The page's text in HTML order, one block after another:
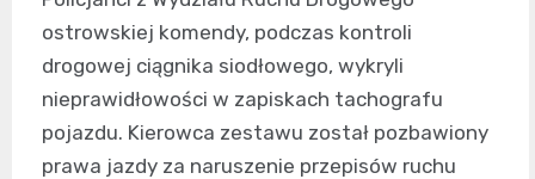
ostrowskiej komendy, podczas kontroli
drogowej ciągnika siodłowego, wykryli
nieprawidłowości w zapiskach tachografu
pojazdu. Kierowca zestawu został pozbawiony
prawa jazdy za naruszenie przepisów ruchu